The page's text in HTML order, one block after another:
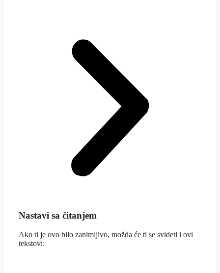
Nastavi sa čitanjem
Ako ti je ovo bilo zanimljivo, možda će ti se svideti i ovi
tekstovi: